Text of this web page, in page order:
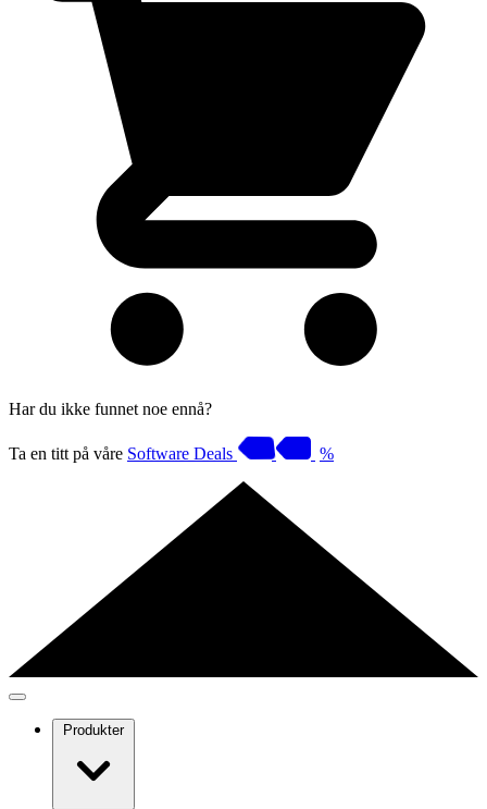
Har du ikke funnet noe ennå?
Ta en titt på våre Software Deals %
Produkter